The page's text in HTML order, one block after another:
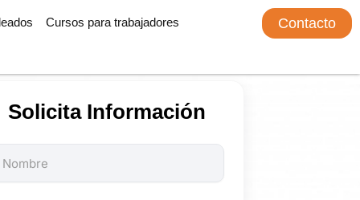
Cursos para trabajadores Contacto
Solicita Información